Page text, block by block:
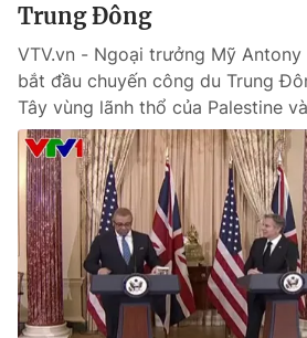
Trung Đông
VTV.vn - Ngoại trưởng Mỹ Antony
bắt đầu chuyến công du Trung
Tây vùng lãnh thổ của Palestine